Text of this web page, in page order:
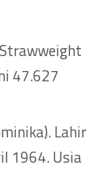
47.627
Lahir
1964. Usia